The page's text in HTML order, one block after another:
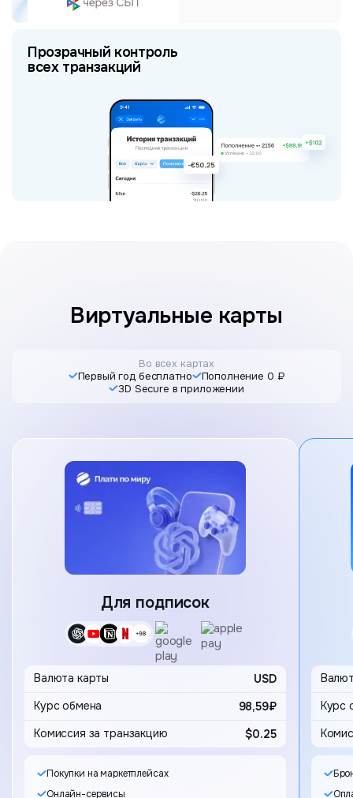
Прозрачный контроль
всех транзакций
Виртуальные карты
Во всех картах
Первый год бесплатно
Пополнение 0 ₽
3D Secure в приложении
Карта
Для подписок
Валюта карты
USD
98,59₽
Комиссия за транзакцию $0.25
Покупки на маркетплейсах
Онлайн-сервисы